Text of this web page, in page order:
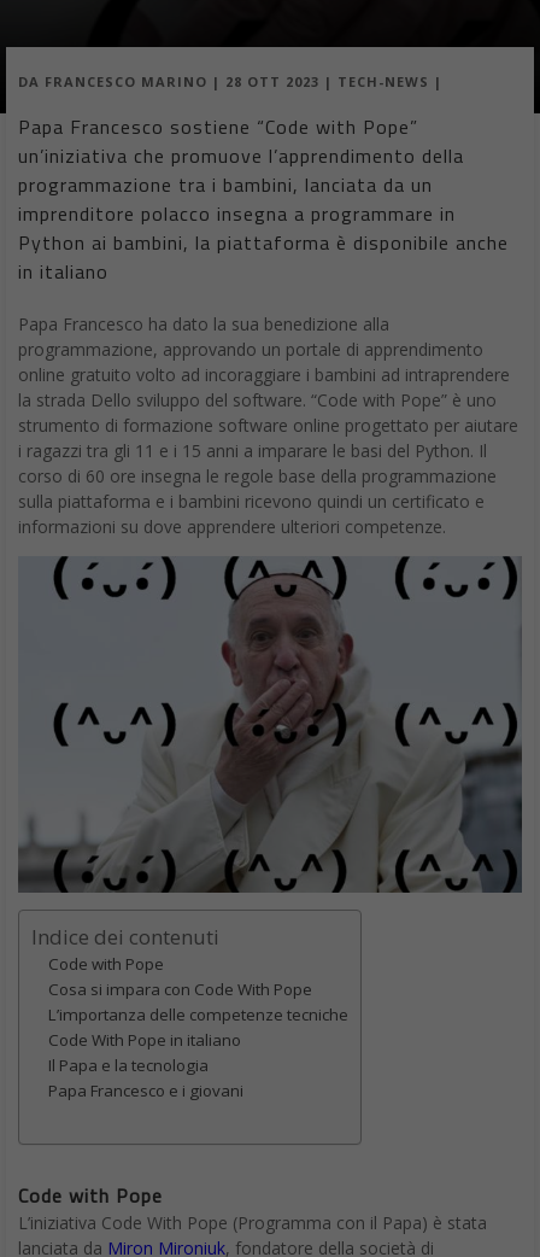
DA FRANCESCO MARINO | 28 OTT 2023 | TECH-NEWS |
Papa Francesco sostiene “Code with Pope”
un’iniziativa che promuove l’apprendimento della
programmazione tra i bambini, lanciata da un
imprenditore polacco insegna a programmare in
Python ai bambini, la piattaforma è disponibile anche
in italiano
Papa Francesco ha dato la sua benedizione alla
programmazione, approvando un portale di apprendimento
online gratuito volto ad incoraggiare i bambini ad intraprendere
la strada Dello sviluppo del software. “Code with Pope” è uno
strumento di formazione software online progettato per aiutare
i ragazzi tra gli 11 e i 15 anni a imparare le basi del Python. Il
corso di 60 ore insegna le regole base della programmazione
sulla piattaforma e i bambini ricevono quindi un certificato e
informazioni su dove apprendere ulteriori competenze.
Indice dei contenuti
Code with Pope
Cosa si impara con Code With Pope
L’importanza delle competenze tecniche
Code With Pope in italiano
Il Papa e la tecnologia
Papa Francesco e i giovani
Code with Pope
L’iniziativa Code With Pope (Programma con il Papa) è stata
lanciata da Miron Mironiuk, fondatore della società di